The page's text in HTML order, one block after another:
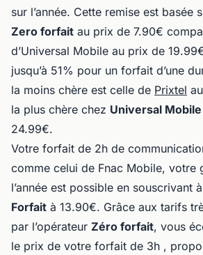
sur l’année. Cette remise est basée
Zero forfait au prix de 7.90€
d’Universal Mobile au prix de
jusqu’à 51% pour un forfait d’une
la moins chère est celle de Prixtel
la plus chère chez Universal Mobile
24.99€.
Votre forfait de 2h de
comme celui de Fnac Mobile, votre
l’année est possible en souscrivant
Forfait à 13.90€. Grâce aux tarifs
par l’opérateur Zéro forfait, vous
le prix de votre forfait de 3h ,